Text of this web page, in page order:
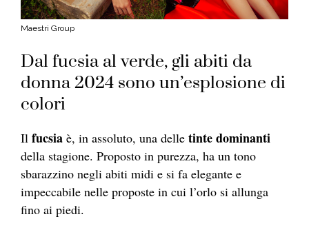
Maestri Group
Dal fucsia al verde, gli abiti da
donna 2024 sono un’esplosione di
colori
Il fucsia è, in assoluto, una delle tinte dominanti
della stagione. Proposto in purezza, ha un tono
sbarazzino negli abiti midi e si fa elegante e
impeccabile nelle proposte in cui l’orlo si allunga
fino ai piedi.